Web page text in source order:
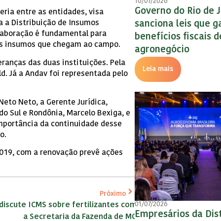
entre as entidades, visa
a Distribuição de Insumos
é fundamental para
que chegam ao campo.
das duas instituições. Pela
Já a Andav foi representada pelo
Neto, a Gerente Jurídica,
Sul e Rondônia, Marcelo Bexiga, e
da continuidade desse
com a renovação prevê ações
Próximo
ICMS sobre fertilizantes com
a Secretaria da Fazenda de MG
Governo do Rio de
sanciona leis que
benefícios fiscais
agronegócio
Leia mais
01/07/2026
Empresários da